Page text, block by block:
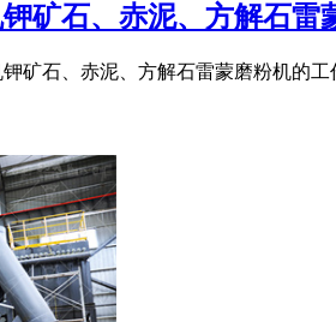
矿石、赤泥、方解石雷
矿石、赤泥、方解石雷蒙磨粉机的